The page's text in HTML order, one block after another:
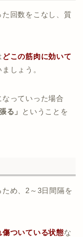
回数をこなし、質
どこの筋肉に効いて
しょう。
っていった場合
る」
ということを
め、2～3日間隔を
ついている状態な